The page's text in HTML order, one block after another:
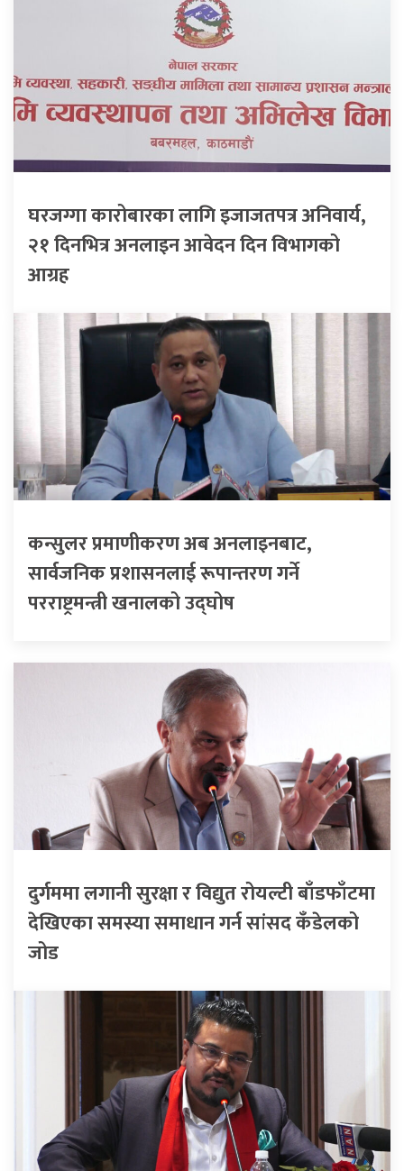
घरजग्गा कारोबारका लागि इजाजतपत्र अनिवार्य,
२१ दिनभित्र अनलाइन आवेदन दिन विभागको
आग्रह
कन्सुलर प्रमाणीकरण अब अनलाइनबाट,
सार्वजनिक प्रशासनलाई रूपान्तरण गर्ने
परराष्ट्रमन्त्री खनालको उद्घोष
दुर्गममा लगानी सुरक्षा र विद्युत रोयल्टी बाँडफाँटमा
देखिएका समस्या समाधान गर्न सांसद कँडेलको
जोड